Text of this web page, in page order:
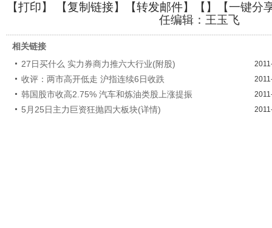
【打印】 【复制链接】【转发邮件】【 】
【一键分
任编辑：王玉飞
相关链接
27日买什么 实力券商力推六大行业(附股)
收评：两市高开低走 沪指连续6日收跌
韩国股市收高2.75% 汽车和炼油类股上涨提振
5月25日主力巨资狂抛四大板块(详情)